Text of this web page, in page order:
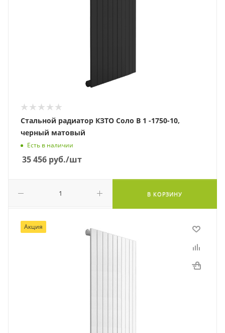
Стальной радиатор КЗТО Соло В 1 -1750-10,
черный матовый
Есть в наличии
35 456 руб./шт
В КОРЗИНУ
Акция